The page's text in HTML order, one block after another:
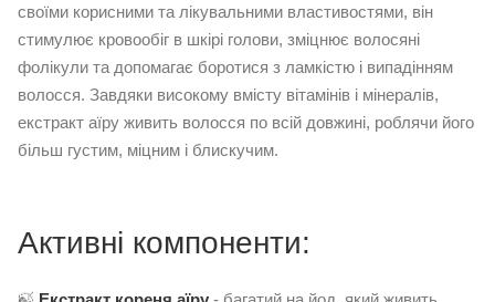
своїми корисними та лікувальними властивостями, він
стимулює кровообіг в шкірі голови, зміцнює волосяні
фолікули та допомагає боротися з ламкістю і випадінням
волосся. Завдяки високому вмісту вітамінів і мінералів,
екстракт аїру живить волосся по всій довжині, роблячи його
більш густим, міцним і блискучим.
Активні компоненти: